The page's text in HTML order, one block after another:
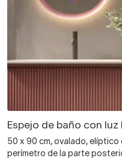
Espejo de baño con luz
50 x 90 cm, ovalado, elíptico
perímetro de la parte